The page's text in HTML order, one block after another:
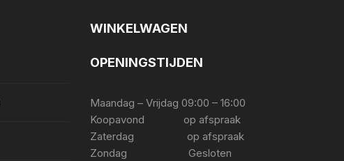
WINKELWAGEN
OPENINGSTIJDEN
Maandag – Vrijdag 09:00 – 16:00
Koopavond op afspraak
Zaterdag op afspraak
Zondag Gesloten